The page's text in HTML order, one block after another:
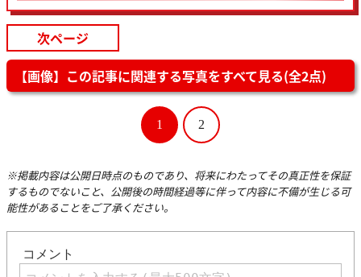
次ページ
【画像】この記事に関連する写真をすべて見る(全2点)
1 2
※掲載内容は公開日時点のものであり、将来にわたってその真正性を保証
するものでないこと、公開後の時間経過等に伴って内容に不備が生じる可
能性があることをご了承ください。